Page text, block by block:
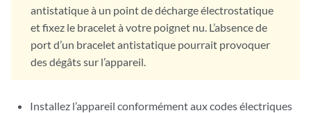
antistatique à un point de décharge électrostatique
et fixez le bracelet à votre poignet nu. L’absence de
port d’un bracelet antistatique pourrait provoquer
des dégâts sur l’appareil.
Installez l’appareil conformément aux codes électriques